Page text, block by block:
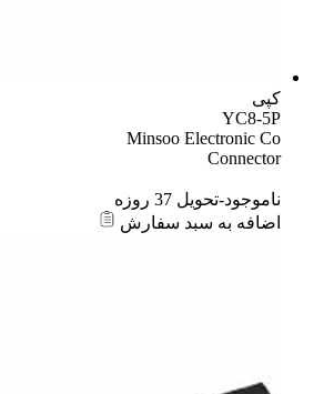
کپی
YC8-5P
Minsoo Electronic Co
Connector
ناموجود-تحویل 37 روزه
اضافه به سبد سفارش